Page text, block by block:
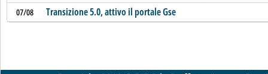
07/08 Transizione 5.0, attivo il portale Gse